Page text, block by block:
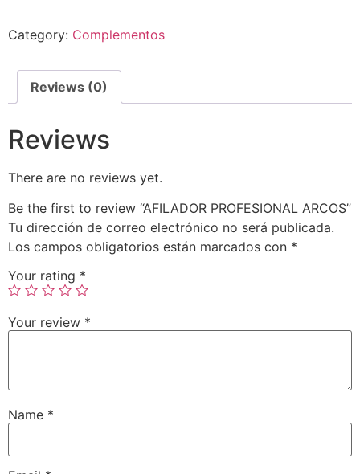
Category: Complementos
Reviews (0)
Reviews
There are no reviews yet.
Be the first to review “AFILADOR PROFESIONAL ARCOS”
Tu dirección de correo electrónico no será publicada.
Los campos obligatorios están marcados con *
Your rating *
Your review *
Name *